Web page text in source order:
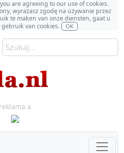
are agreeing to our use of cookies.
wyrażasz zgodę na używanie przez
te maken van onze diensten, gaat u
van cookies.
OK
reklama a